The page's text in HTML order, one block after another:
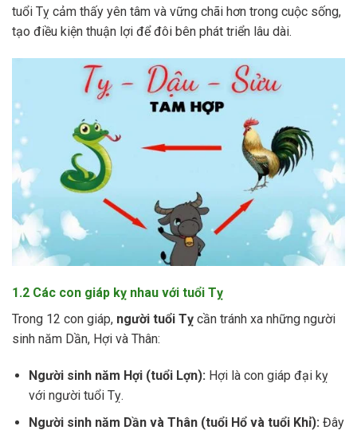
tuổi Tỵ cảm thấy yên tâm và vững chãi hơn trong cuộc sống,
tạo điều kiện thuận lợi để đôi bên phát triển lâu dài.
1.2 Các con giáp kỵ nhau với tuổi Tỵ
Trong 12 con giáp, người tuổi Tỵ cần tránh xa những người
sinh năm Dần, Hợi và Thân:
Người sinh năm Hợi (tuổi Lợn): Hợi là con giáp đại kỵ
với người tuổi Tỵ.
Người sinh năm Dần và Thân (tuổi Hổ và tuổi Khỉ): Đây